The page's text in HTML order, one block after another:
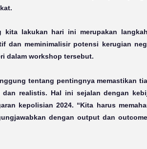
kita lakukan hari ini merupakan
dan meminimalisir potensi kerugian
dalam workshop tersebut.
tentang pentingnya memastikan
realistis. Hal ini sejalan dengan
kepolisian 2024. “Kita harus
dengan output dan